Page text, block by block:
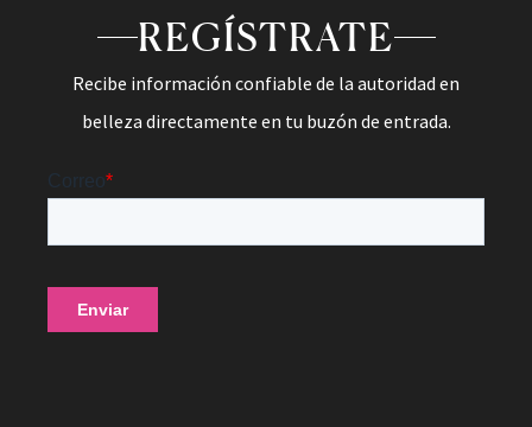
REGÍSTRATE
Recibe información confiable de la autoridad en
belleza directamente en tu buzón de entrada.